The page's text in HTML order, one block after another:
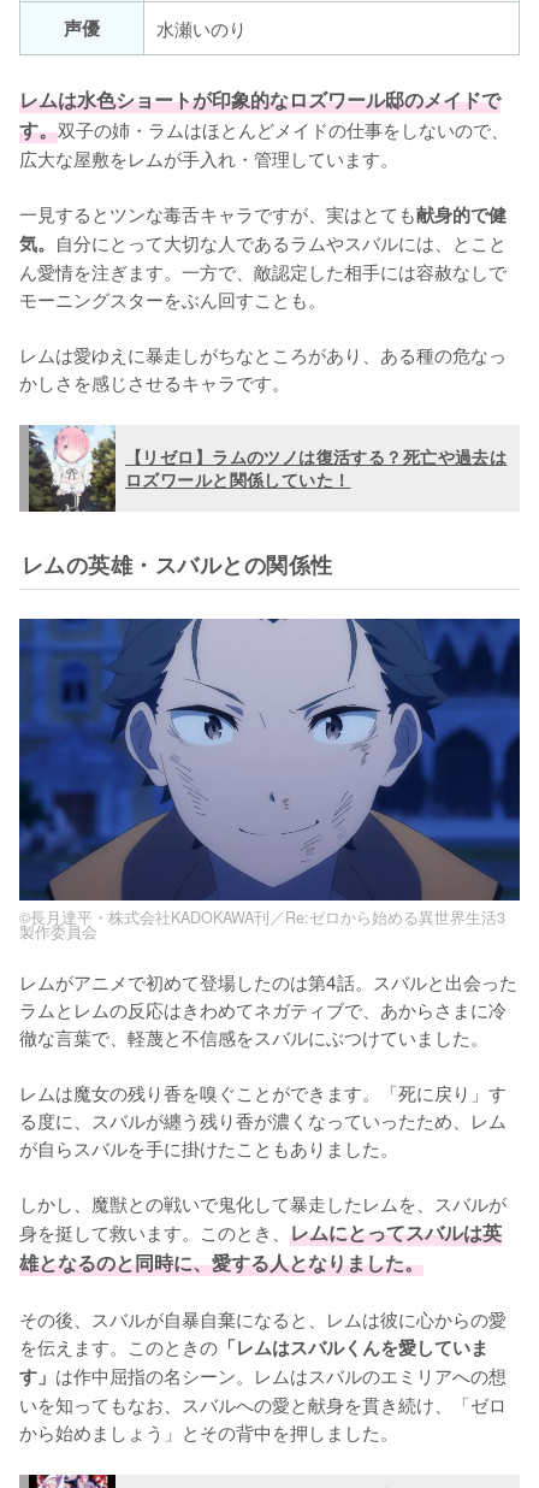
声優
水瀬いのり
レムは水色ショートが印象的なロズワール邸のメイドで
す。双子の姉・ラムはほとんどメイドの仕事をしないので、
広大な屋敷をレムが手入れ・管理しています。
一見するとツンな毒舌キャラですが、実はとても献身的で健
気。 自分にとって大切な人であるラムやスバルには、とこと
ん愛情を注ぎます。一方で、敵認定した相手には容赦なしで
モーニングスターをぶん回すことも。
レムは愛ゆえに暴走しがちなところがあり、ある種の危なっ
かしさを感じさせるキャラです。
【リゼロ】ラムのツノは復活する？死亡や過去は
ロズワールと関係していた！
レムの英雄・スバルとの関係性
©長月達平・株式会社KADOKAWA刊／Re:ゼロから始める異世界生活3
製作委員会
レムがアニメで初めて登場したのは第4話。スバルと出会った
ラムとレムの反応はきわめてネガティブで、あからさまに冷
徹な言葉で、軽蔑と不信感をスバルにぶつけていました。
レムは魔女の残り香を嗅ぐことができます。「死に戻り」す
る度に、スバルが纏う残り香が濃くなっていったため、レム
が自らスバルを手に掛けたこともありました。
しかし、魔獣との戦いで鬼化して暴走したレムを、スバルが
身を挺して救います。このとき、 レムにとってスバルは英
雄となるのと同時に、愛する人となりました。
その後、スバルが自暴自棄になると、レムは彼に心からの愛
を伝えます。このときの 「レムはスバルくんを愛していま
す」 は作中屈指の名シーン。レムはスバルのエミリアへの想
いを知ってもなお、スバルへの愛と献身を貫き続け、「ゼロ
から始めましょう」とその背中を押しました。